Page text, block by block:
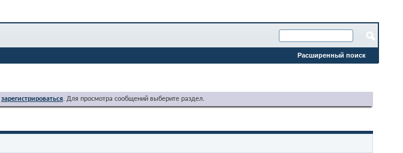
Расширенный поиск
зарегистрироваться. Для просмотра сообщений выберите раздел.